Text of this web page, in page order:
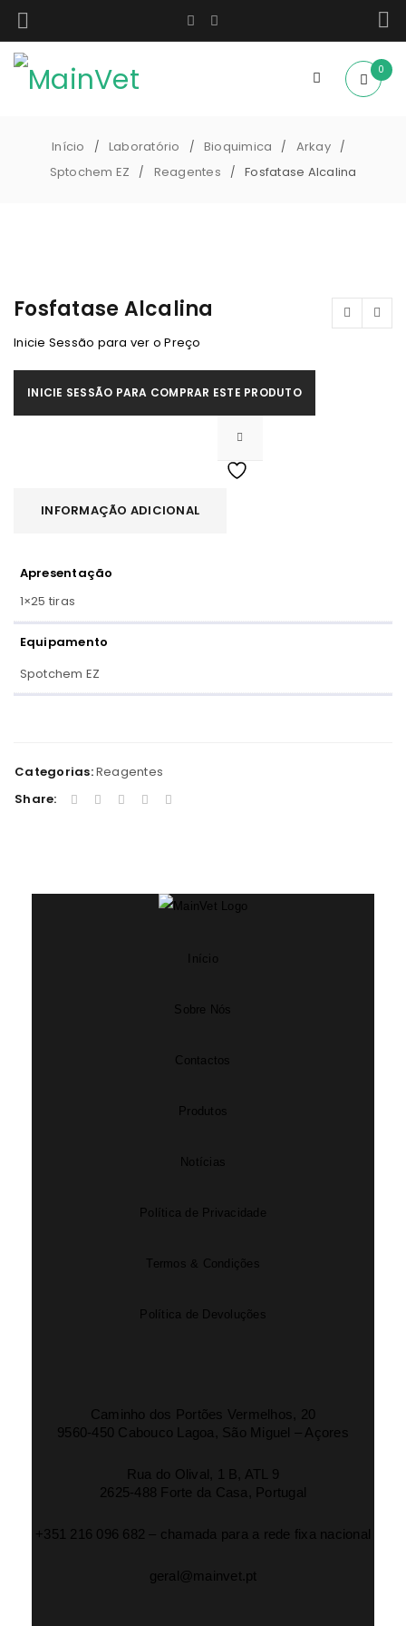
0
Início / Laboratório / Bioquimica / Arkay /
Sptochem EZ / Reagentes / Fosfatase Alcalina
Fosfatase Alcalina
Inicie Sessão para ver o Preço
INICIE SESSÃO PARA COMPRAR ESTE PRODUTO
INFORMAÇÃO ADICIONAL
Apresentação
1×25 tiras
Equipamento
Spotchem EZ
Categorias:Reagentes
Share:
Início
Sobre Nós
Contactos
Produtos
Notícias
Política de Privacidade
Termos & Condições
Política de Devoluções
Caminho dos Portões Vermelhos, 20
9560-450 Cabouco Lagoa, São Miguel – Açores
Rua do Olival, 1 B, ATL 9
2625-488 Forte da Casa, Portugal
+351 216 096 682 – chamada para a rede fixa nacional
geral@mainvet.pt